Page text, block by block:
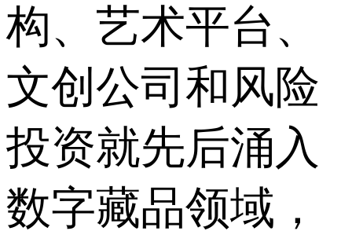
构、艺术平台、
文创公司和风险
投资就先后涌入
数字藏品领域，